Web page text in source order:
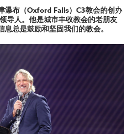
瀑布（Oxford Falls）C3教会的创办
导人。他是城市丰收教会的老朋友
总是鼓励和坚固我们的教会。